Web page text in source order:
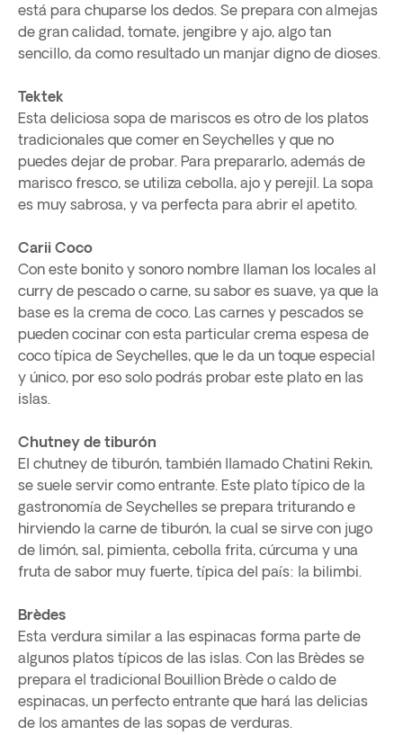
está para chuparse los dedos. Se prepara con almejas
de gran calidad, tomate, jengibre y ajo, algo tan
sencillo, da como resultado un manjar digno de dioses.
Tektek
Esta deliciosa sopa de mariscos es otro de los platos
tradicionales que comer en Seychelles y que no
puedes dejar de probar. Para prepararlo, además de
marisco fresco, se utiliza cebolla, ajo y perejil. La sopa
es muy sabrosa, y va perfecta para abrir el apetito.
Carii Coco
Con este bonito y sonoro nombre llaman los locales al
curry de pescado o carne, su sabor es suave, ya que la
base es la crema de coco. Las carnes y pescados se
pueden cocinar con esta particular crema espesa de
coco típica de Seychelles, que le da un toque especial
y único, por eso solo podrás probar este plato en las
islas.
Chutney de tiburón
El chutney de tiburón, también llamado Chatini Rekin,
se suele servir como entrante. Este plato típico de la
gastronomía de Seychelles se prepara triturando e
hirviendo la carne de tiburón, la cual se sirve con jugo
de limón, sal, pimienta, cebolla frita, cúrcuma y una
fruta de sabor muy fuerte, típica del país: la bilimbi.
Brèdes
Esta verdura similar a las espinacas forma parte de
algunos platos típicos de las islas. Con las Brèdes se
prepara el tradicional Bouillion Brède o caldo de
espinacas, un perfecto entrante que hará las delicias
de los amantes de las sopas de verduras.